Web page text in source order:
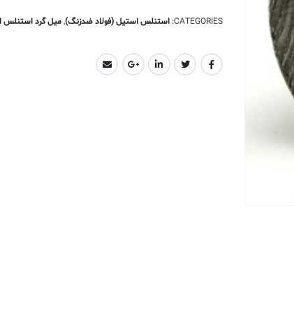
CATEGORIES: استنلس استیل (فولاد ضدزنگ),میل گرد استنلس